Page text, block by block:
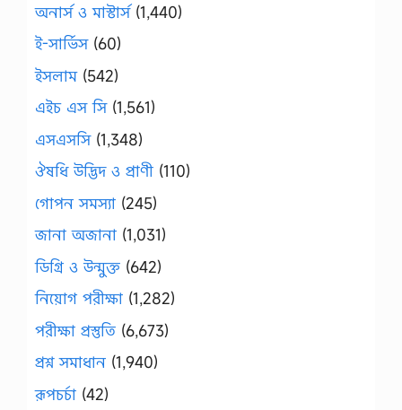
অনার্স ও মাস্টার্স(1,440)
ই-সার্ভিস(60)
ইসলাম(542)
এইচ এস সি(1,561)
এসএসসি(1,348)
ঔষধি উদ্ভিদ ও প্রাণী (110)
গোপন সমস্যা (245)
জানা অজানা (1,031)
ডিগ্রি ও উন্মুক্ত (642)
নিয়োগ পরীক্ষা (1,282)
পরীক্ষা প্রস্তুতি (6,673)
প্রশ্ন সমাধান (1,940)
রূপচর্চা (42)